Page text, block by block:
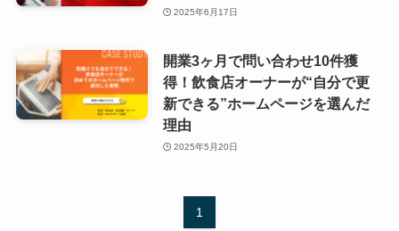
2025年6月17日
開業3ヶ月で問い合わせ10件獲
得！飲食店オーナーが“自分で更
新できる”ホームページを選んだ
理由
2025年5月20日
1